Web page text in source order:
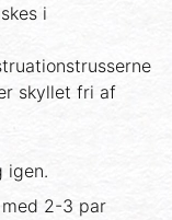
i
skyllet fri af
igen.
2-3 par